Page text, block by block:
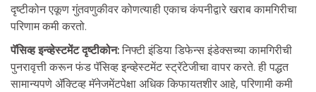
दृष्टीकोन एकूण गुंतवणुकीवर कोणत्याही एकाच कंपनीद्वारे खराब कामगिरीचा
परिणाम कमी करतो.
पॅसिव्ह इन्व्हेस्टमेंट दृष्टीकोन: निफ्टी इंडिया डिफेन्स इंडेक्सच्या कामगिरीची
पुनरावृत्ती करून फंड पॅसिव्ह इन्व्हेस्टमेंट स्ट्रॅटेजीचा वापर करते. ही पद्धत
सामान्यपणे ॲक्टिव्ह मॅनेजमेंटपेक्षा अधिक किफायतशीर आहे, परिणामी कमी